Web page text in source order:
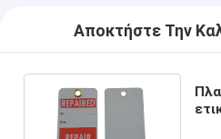
Αποκτήστε Την